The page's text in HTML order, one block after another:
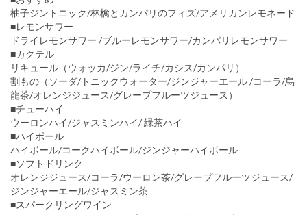
柚子ジントニック/林檎とカンパリのフィズ/アメリカンレモネード
■レモンサワー
ドライレモンサワー /ブルーレモンサワー/カンパリレモンサワー
■カクテル
リキュール（ウォッカ/ジン/ライチ/カシス/カンパリ）
割もの（ソーダ/トニックウォーター/ジンジャーエール /コーラ/烏
龍茶/オレンジジュース/グレープフルーツジュース）
■チューハイ
ウーロンハイ/ジャスミンハイ/ 緑茶ハイ
■ハイボール
ハイボール/コークハイボール/ジンジャーハイボール
■ソフトドリンク
オレンジジュース/コーラ/ウーロン茶/グレープフルーツジュース/
ジンジャーエール/ジャスミン茶
■スパークリングワイン